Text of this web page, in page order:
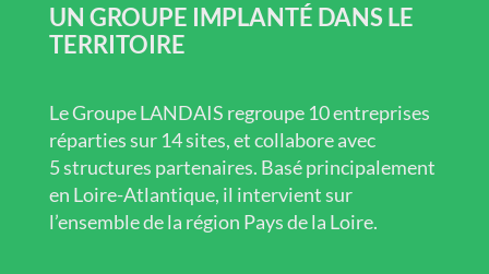
UN GROUPE IMPLANTÉ DANS LE
TERRITOIRE
Le Groupe LANDAIS regroupe 10 entreprises
réparties sur 14 sites, et collabore avec
5 structures partenaires. Basé principalement
en Loire-Atlantique, il intervient sur
l’ensemble de la région Pays de la Loire.